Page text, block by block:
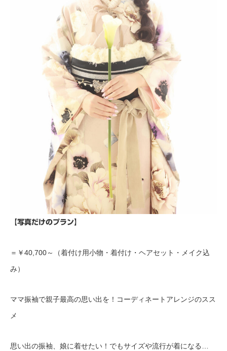
【写真だけのプラン】
＝￥40,700～（着付け用小物・着付け・ヘアセット・メイク込
み）
ママ振袖で親子最高の思い出を！コーディネートアレンジのスス
メ
思い出の振袖、娘に着せたい！でもサイズや流行が着になる…